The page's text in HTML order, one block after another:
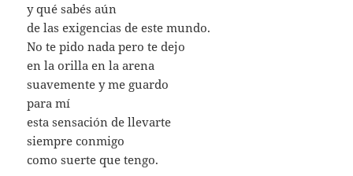
y qué sabés aún
de las exigencias de este mundo.
No te pido nada pero te dejo
en la orilla en la arena
suavemente y me guardo
para mí
esta sensación de llevarte
siempre conmigo
como suerte que tengo.